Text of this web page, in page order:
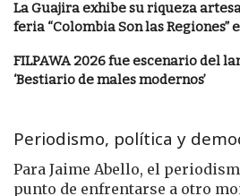
La Guajira exhibe su riqueza
feria “Colombia Son las Regiones”
FILPAWA 2026 fue escenario del
‘Bestiario de males modernos’
Periodismo, política y
Para Jaime Abello, el
punto de enfrentarse a otro